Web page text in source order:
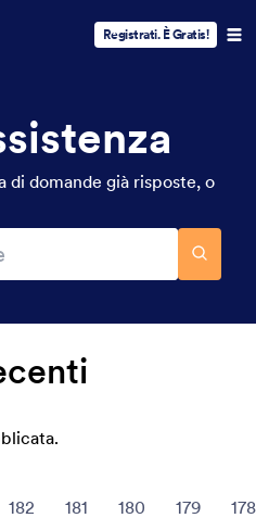
Registrati. È Gratis!
di domande già risposte, o
182 181 180 179 178